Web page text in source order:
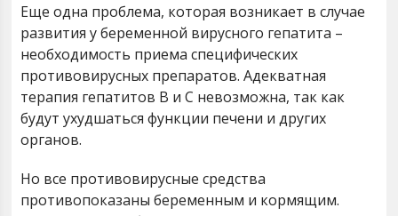
Еще одна проблема, которая возникает в случае
развития у беременной вирусного гепатита –
необходимость приема специфических
противовирусных препаратов. Адекватная
терапия гепатитов В и С невозможна, так как
будут ухудшаться функции печени и других
органов.
Но все противовирусные средства
противопоказаны беременным и кормящим.